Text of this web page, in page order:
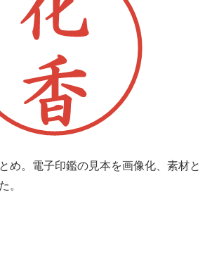
め。電子印鑑の見本を画像化、素材と
。